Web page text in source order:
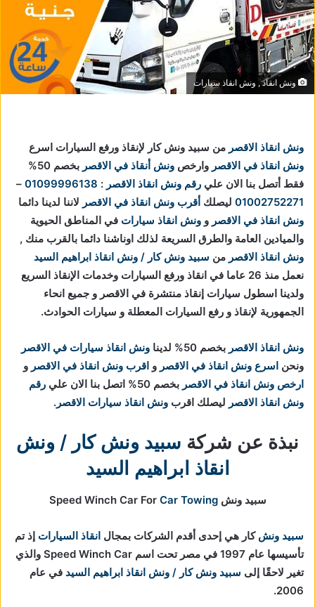
ونش انقاذ , ونش انقاذ سيارات
ونش انقاذ الاقصر من سبيد ونش كار لإنقاذ ورفع السيارات اسرع
ونش انقاذ في الاقصر وارخص ونش أنقاذ في الاقصر
بخصم 50%
فقط أتصل بنا الان علي رقم ونش انقاذ الاقصر :
01099996138
–
01002752271 ليصلك أقرب ونش انقاذ في الاقصر لاننا لدينا دائما
ونش انقاذ في الاقصر و ونش انقاذ سيارات في المناطق الحيوية
والميادين العامة والطرق السريعة لذلك اوناشنا دائما بالقرب منك ,
ونش انقاذ الاقصر من سبيد ونش كار / ونش انقاذ ابراهيم السيد
نعمل منذ 26 عاما في انقاذ ورفع السيارات وخدمات الإنقاذ السريع
ولدينا اسطول سيارات إنقاذ منتشرة في الاقصر و جميع انحاء
الجمهورية لإنقاذ و رفع السيارات المعطلة و سيارات الحوادث.
ونش انقاذ الاقصر بخصم 50% لدينا
ونش انقاذ سيارات في الاقصر
ونحن اسرع ونش انقاذ في الاقصر و اقرب ونش انقاذ في الاقصر و
ارخص ونش انقاذ في الاقصر بخصم 50% اتصل بنا الان علي
رقم
ونش انقاذ الاقصر ليصلك اقرب ونش انقاذ سيارات الاقصر .
نبذة عن شركة سبيد ونش كار / ونش
انقاذ ابراهيم السيد
سبيد ونش Speed Winch Car ForCar Towing
سبيد ونش كار هي إحدى أقدم الشركات بمجال انقاذ السيارات إذ تم
تأسيسها عام 1997 في مصر تحت اسم Speed Winch Car والذي
تغير لاحقًا إلى سبيد ونش كار / ونش انقاذ ابراهيم السيد في عام
2006.